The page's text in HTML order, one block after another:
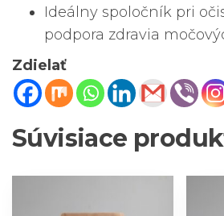
Ideálny spoločník pri
podpora zdravia
Zdielať
Súvisiace